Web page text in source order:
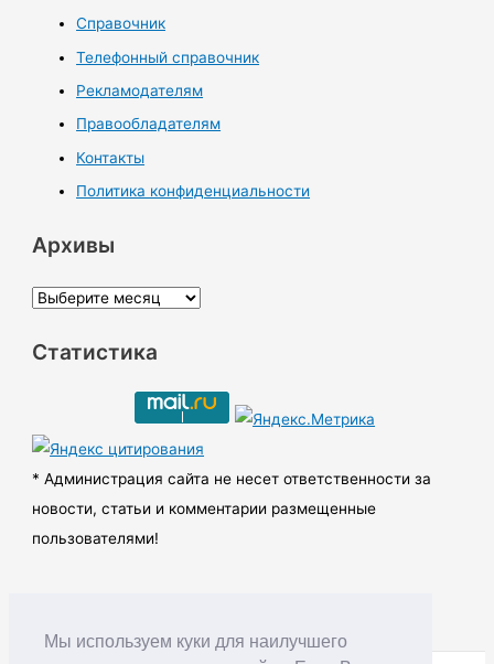
Мы используем куки для наилучшего
Справочник
Телефонный справочник
Рекламодателям
Правообладателям
Контакты
Политика конфиденциальности
Архивы
А
х
ы
Статистика
* Администрация сайта не несет ответственности за
новости, статьи и комментарии размещенные
пользователями!